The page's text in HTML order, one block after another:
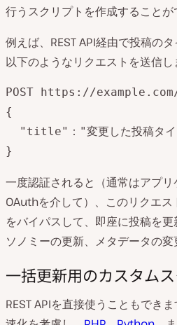
行うスクリプトを作成することが
例えば、REST API経由で投稿の
以下のようなリクエストを送信し
POST https://
{
"title"："変更した投稿タイ
}
一度認証されると（通常はアプ
OAuthを介して）、このリクエ
をバイパスして、即座に投稿を
ソノミーの更新、メタデータの変
一括更新用のカスタム
REST APIを直接使うこともでき